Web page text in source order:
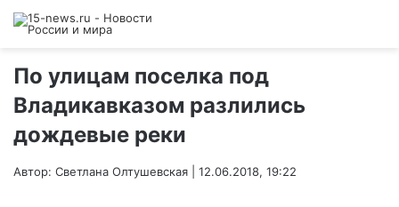
По улицам поселка под
Владикавказом разлились
дождевые реки
Автор: Светлана Олтушевская | 12.06.2018, 19:22